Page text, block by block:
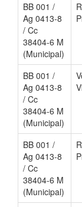
BB 001 /
Ag 0413-8
/ Cc
38404-6 M
(Municipal)
BB 001 /
Ag 0413-8
/ Cc
38404-6 M
(Municipal)
BB 001 /
Ag 0413-8
/ Cc
38404-6 M
(Municipal)